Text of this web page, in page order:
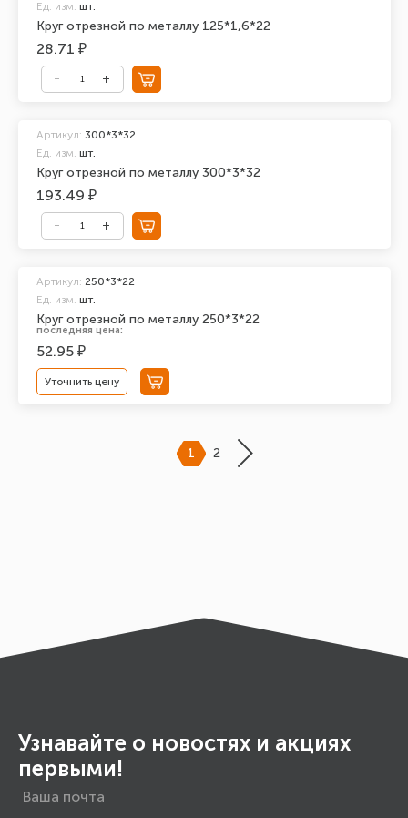
Круг отрезной по металлу 125*1,6*22
Ед. изм. шт.
28.71 ₽
Круг отрезной по металлу 300*3*32
Артикул: 300*3*32
Ед. изм. шт.
193.49 ₽
Круг отрезной по металлу 250*3*22
Артикул: 250*3*22
Ед. изм. шт.
последняя цена:
52.95 ₽
Уточнить цену
1 2
Узнавайте о новостях и акциях
первыми!